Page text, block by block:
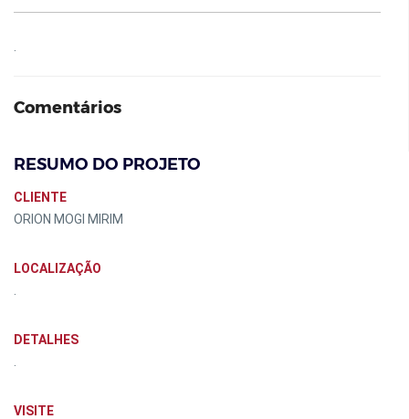
Comentários
RESUMO DO PROJETO
CLIENTE
ORION MOGI MIRIM
LOCALIZAÇÃO
DETALHES
VISITE